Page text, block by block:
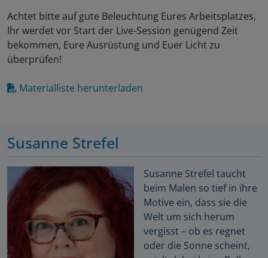
Achtet bitte auf gute Beleuchtung Eures Arbeitsplatzes,
Ihr werdet vor Start der Live-Session genügend Zeit
bekommen, Eure Ausrüstung und Euer Licht zu
überprüfen!
Materialliste herunterladen
Susanne Strefel
Susanne Strefel taucht
beim Malen so tief in ihre
Motive ein, dass sie die
Welt um sich herum
vergisst – ob es regnet
oder die Sonne scheint,